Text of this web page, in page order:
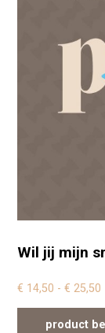
Wil jij mijn
€ 14,50 - € 25,50
product